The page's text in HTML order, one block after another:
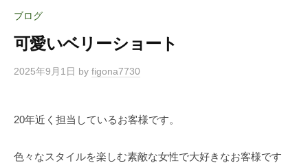
ブログ
可愛いベリーショート
2025年9月1日 by figona7730
20年近く担当しているお客様です。
色々なスタイルを楽しむ素敵な女性で大好きなお客様です